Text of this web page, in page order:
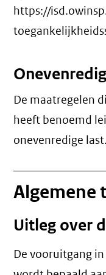
https://
De maatregelen
heeft benoemd
onevenredige last.
Algemene
Uitleg over
De vooruitgang